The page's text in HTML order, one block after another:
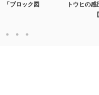
「ブロック図
トウヒの